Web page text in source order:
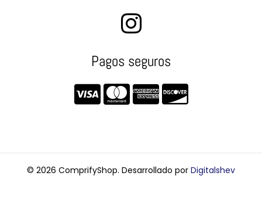
Pagos seguros
© 2026 ComprifyShop. Desarrollado por Digitalshev